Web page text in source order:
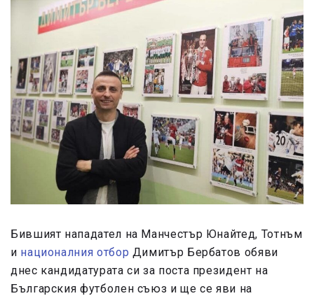
Бившият нападател на Манчестър Юнайтед, Тотнъм
и националния отбор Димитър Бербатов обяви
днес кандидатурата си за поста президент на
Българския футболен съюз и ще се яви на